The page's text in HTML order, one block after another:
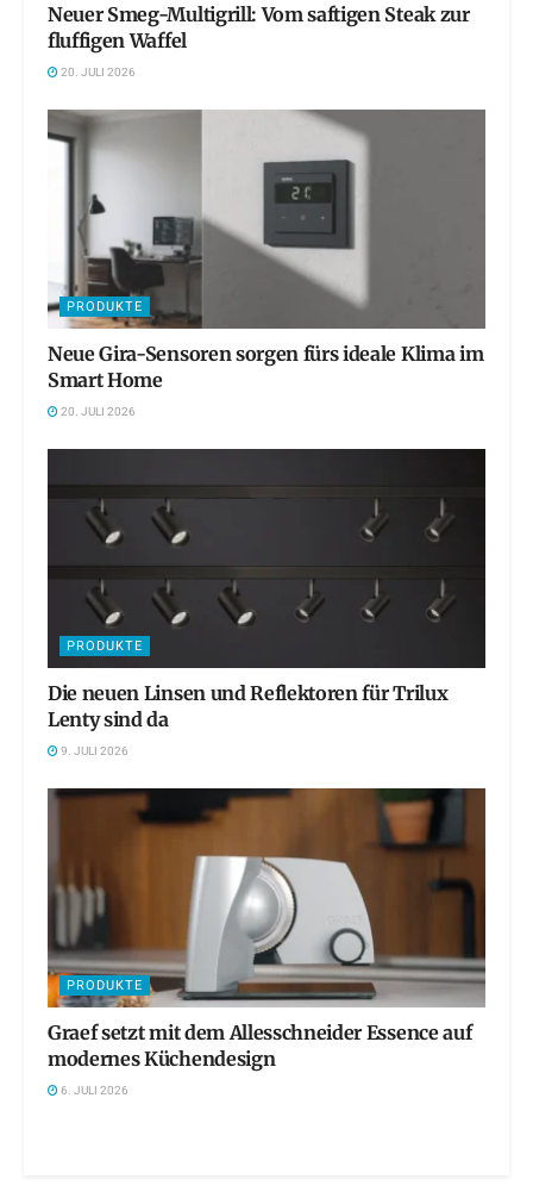
Neuer Smeg-Multigrill: Vom saftigen Steak zur
fluffigen Waffel
20. JULI 2026
PRODUKTE
Neue Gira-Sensoren sorgen fürs ideale Klima im
Smart Home
20. JULI 2026
PRODUKTE
Die neuen Linsen und Reflektoren für Trilux
Lenty sind da
9. JULI 2026
PRODUKTE
Graef setzt mit dem Allesschneider Essence auf
modernes Küchendesign
6. JULI 2026